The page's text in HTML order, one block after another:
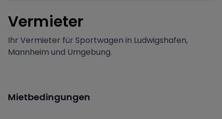
Vermieter
Ihr Vermieter für Sportwagen in Ludwigshafen,
Mannheim und Umgebung.
Mietbedingungen